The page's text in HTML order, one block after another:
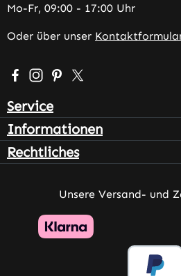
Mo-Fr, 09:00 - 17:00 Uhr
Oder über unser
Besuche uns auf Facebook –
Schau auf Instagram
Lass dich auf Pinterest
Folge uns auf X –
Service
Informationen
Rechtliches
Unsere Versand- und